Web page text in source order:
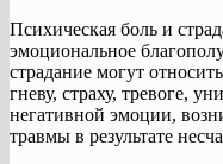
Психическая боль и
эмоциональное
страдание могут
гневу, страху, тревоге,
негативной эмоции,
травмы в результате